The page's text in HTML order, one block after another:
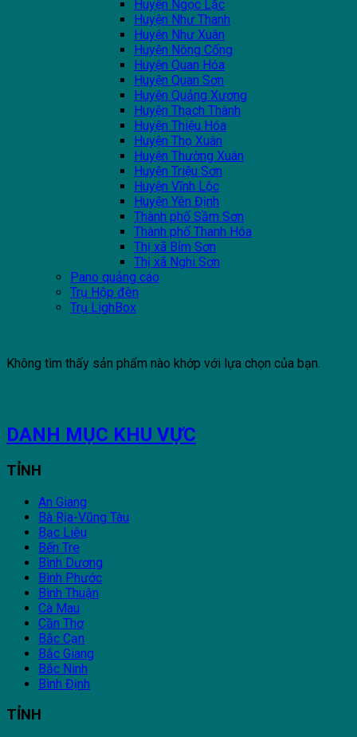
Huyện Ngọc Lặc
Huyện Như Thanh
Huyện Như Xuân
Huyện Nông Cống
Huyện Quan Hóa
Huyện Quan Sơn
Huyện Quảng Xương
Huyện Thạch Thành
Huyện Thiệu Hóa
Huyện Thọ Xuân
Huyện Thường Xuân
Huyện Triệu Sơn
Huyện Vĩnh Lộc
Huyện Yên Định
Thành phố Sầm Sơn
Thành phố Thanh Hóa
Thị xã Bỉm Sơn
Thị xã Nghi Sơn
Pano quảng cáo
Trụ Hộp đèn
Trụ LighBox
Không tìm thấy sản phẩm nào khớp với lựa chọn của bạn.
DANH MỤC KHU VỰC
TỈNH
An Giang
Bà Rịa-Vũng Tàu
Bạc Liêu
Bến Tre
Bình Dương
Bình Phước
Bình Thuận
Cà Mau
Cần Thơ
Bắc Cạn
Bắc Giang
Bắc Ninh
Bình Định
TỈNH